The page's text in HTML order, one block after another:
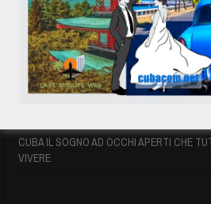
AFFITTO CASE A PLAYA DEL ESTE
ASSICURAZIONE E VISTO CUBA
INFORMAZIONI UTILI
CUBA IL SOGNO AD OCCHI APERTI CHE
VIVERE